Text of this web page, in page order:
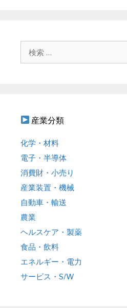
産業分類
化学・材料
電子・半導体
消費財・小売り
産業装置・機械
自動車・輸送
農業
ヘルスケア・製薬
食品・飲料
エネルギー・電力
サービス・S/W